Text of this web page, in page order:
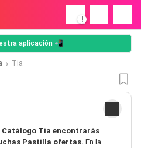
!
aplicación 📲
Tia
Catálogo Tia encontrarás
Pastilla ofertas. En la